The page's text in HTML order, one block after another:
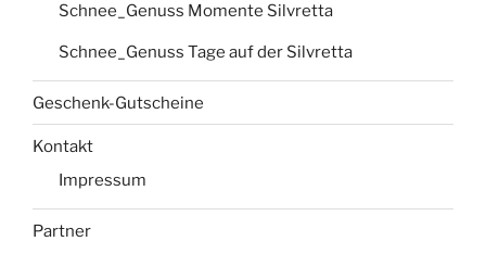
Schnee_Genuss Momente Silvretta
Schnee_Genuss Tage auf der Silvretta
Geschenk-Gutscheine
Kontakt
Impressum
Partner